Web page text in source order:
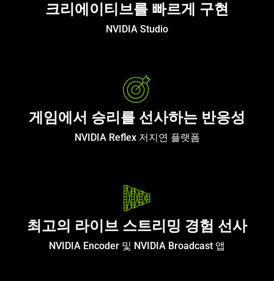
크리에이티브를 빠르게 구현
NVIDIA Studio
게임에서 승리를 선사하는 반응성
NVIDIA Reflex 저지연 플랫폼
최고의 라이브 스트리밍 경험 선사
NVIDIA Encoder 및 NVIDIA Broadcast 앱